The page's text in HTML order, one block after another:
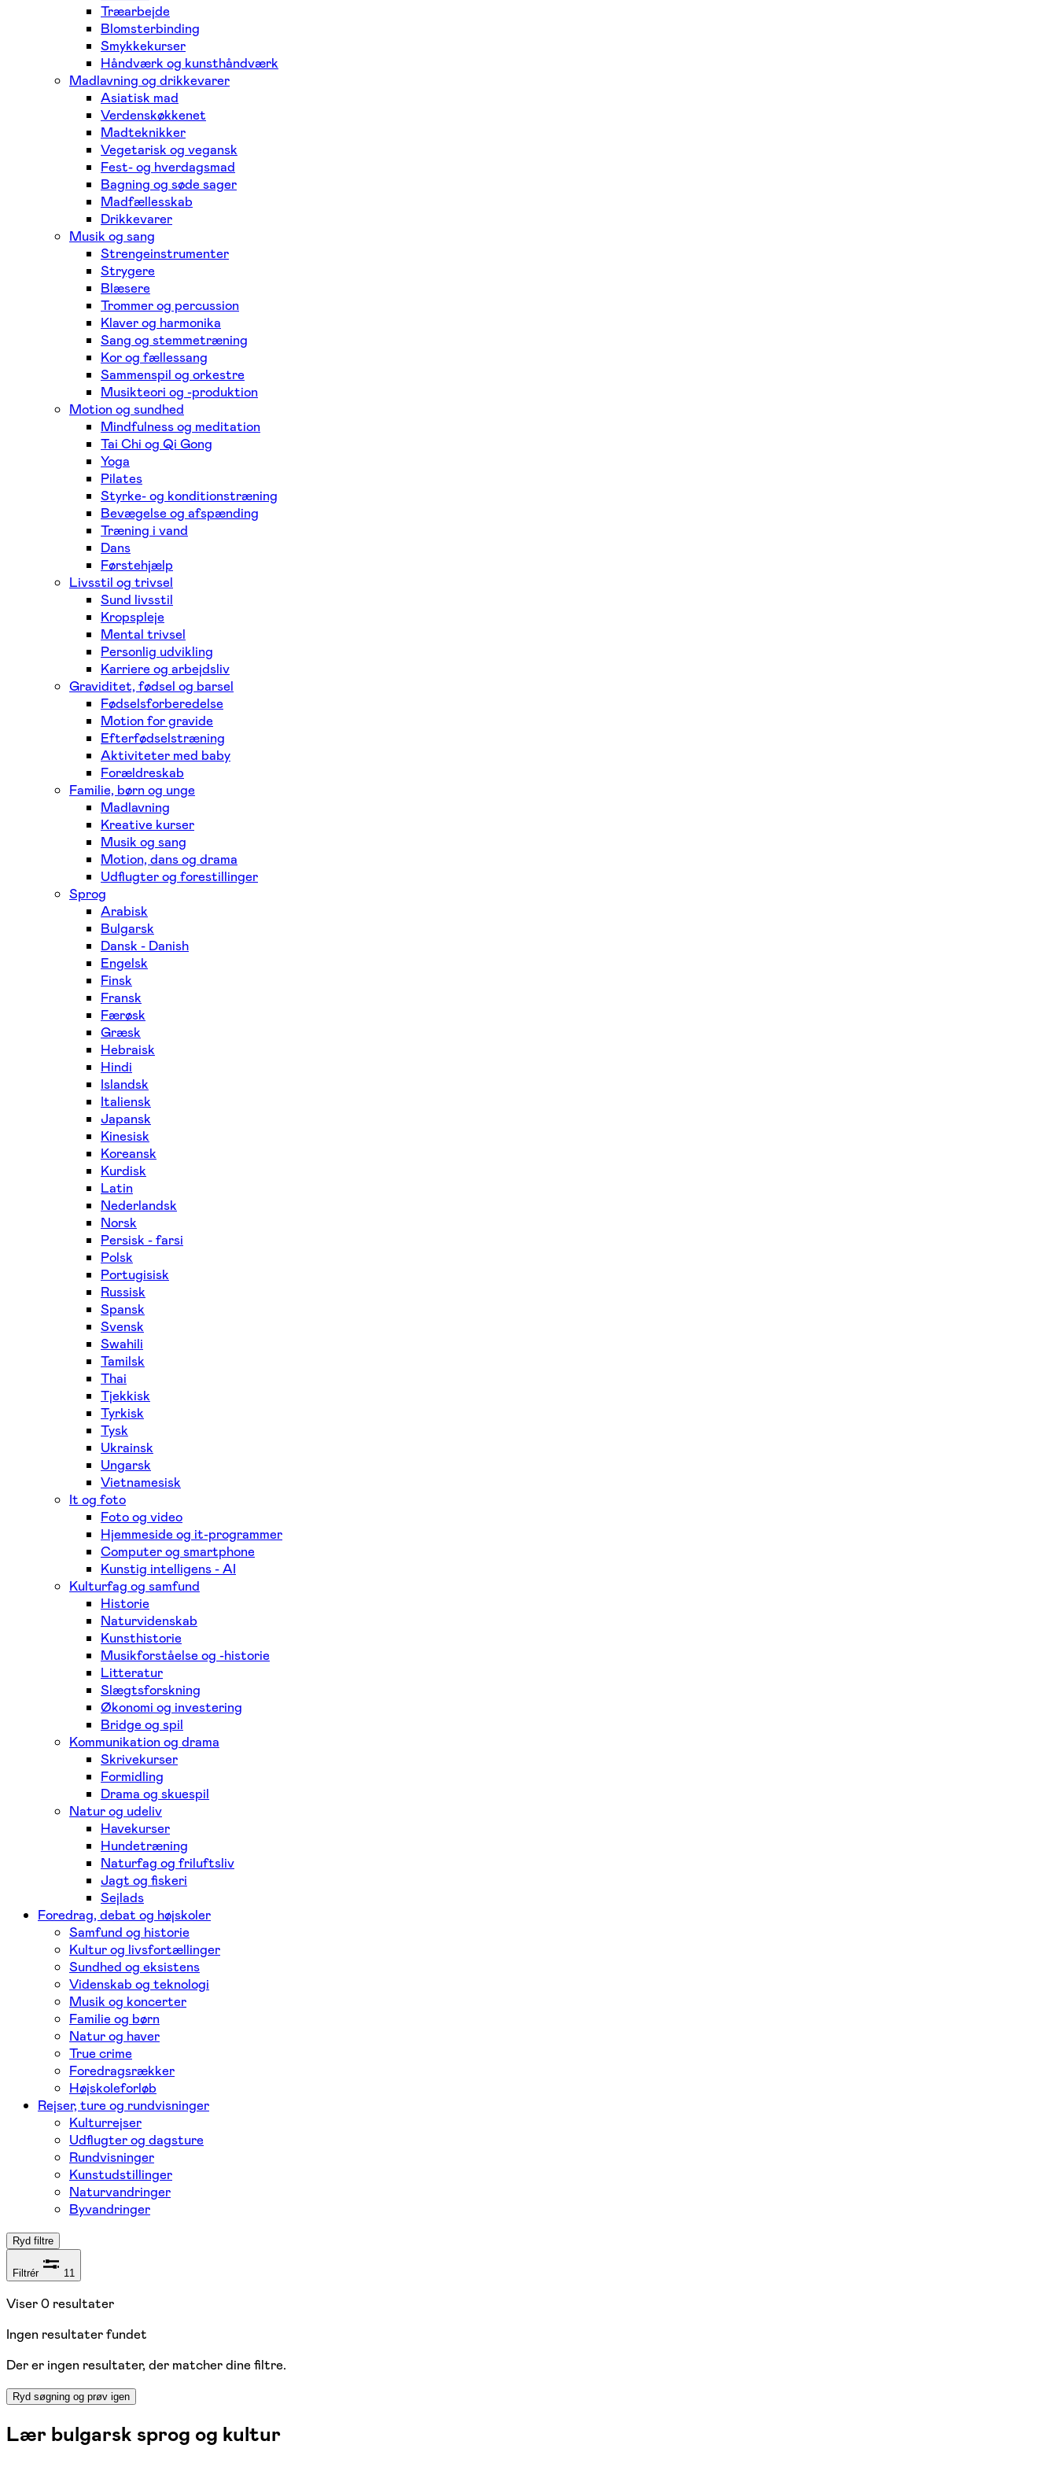
Træarbejde
Blomsterbinding
Smykkekurser
Håndværk og kunsthåndværk
Madlavning og drikkevarer
Asiatisk mad
Verdenskøkkenet
Madteknikker
Vegetarisk og vegansk
Fest- og hverdagsmad
Bagning og søde sager
Madfællesskab
Drikkevarer
Musik og sang
Strengeinstrumenter
Strygere
Blæsere
Trommer og percussion
Klaver og harmonika
Sang og stemmetræning
Kor og fællessang
Sammenspil og orkestre
Musikteori og -produktion
Motion og sundhed
Mindfulness og meditation
Tai Chi og Qi Gong
Yoga
Pilates
Styrke- og konditionstræning
Bevægelse og afspænding
Træning i vand
Dans
Førstehjælp
Livsstil og trivsel
Sund livsstil
Kropspleje
Mental trivsel
Personlig udvikling
Karriere og arbejdsliv
Graviditet, fødsel og barsel
Fødselsforberedelse
Motion for gravide
Efterfødselstræning
Aktiviteter med baby
Forældreskab
Familie, børn og unge
Madlavning
Kreative kurser
Musik og sang
Motion, dans og drama
Udflugter og forestillinger
Sprog
Arabisk
Bulgarsk
Dansk - Danish
Engelsk
Finsk
Fransk
Færøsk
Græsk
Hebraisk
Hindi
Islandsk
Italiensk
Japansk
Kinesisk
Koreansk
Kurdisk
Latin
Nederlandsk
Norsk
Persisk - farsi
Polsk
Portugisisk
Russisk
Spansk
Svensk
Swahili
Tamilsk
Thai
Tjekkisk
Tyrkisk
Tysk
Ukrainsk
Ungarsk
Vietnamesisk
It og foto
Foto og video
Hjemmeside og it-programmer
Computer og smartphone
Kunstig intelligens - AI
Kulturfag og samfund
Historie
Naturvidenskab
Kunsthistorie
Musikforståelse og -historie
Litteratur
Slægtsforskning
Økonomi og investering
Bridge og spil
Kommunikation og drama
Skrivekurser
Formidling
Drama og skuespil
Natur og udeliv
Havekurser
Hundetræning
Naturfag og friluftsliv
Jagt og fiskeri
Sejlads
Foredrag, debat og højskoler
Samfund og historie
Kultur og livsfortællinger
Sundhed og eksistens
Videnskab og teknologi
Musik og koncerter
Familie og børn
Natur og haver
True crime
Foredragsrækker
Højskoleforløb
Rejser, ture og rundvisninger
Kulturrejser
Udflugter og dagsture
Rundvisninger
Kunstudstillinger
Naturvandringer
Byvandringer
Ryd filtre
Filtrér 11
Viser0 resultater
Ingen resultater fundet
Der er ingen resultater, der matcher dine filtre.
Ryd søgning og prøv igen
Lær bulgarsk sprog og kultur